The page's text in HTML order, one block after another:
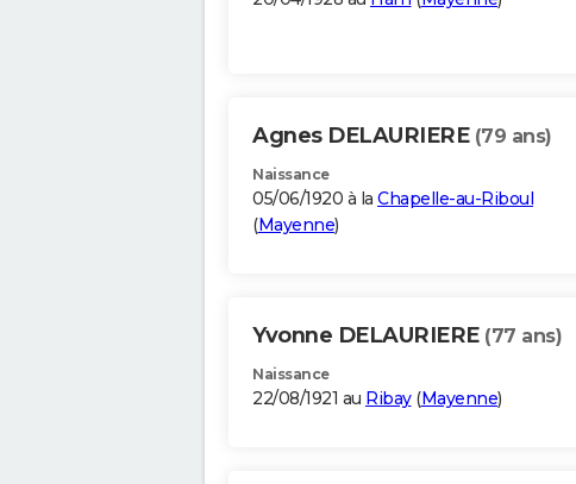
Agnes DELAURIERE (79 ans)
Naissance
05/06/1920 à la Chapelle-au-Riboul
(Mayenne)
Yvonne DELAURIERE (77 ans)
Naissance
22/08/1921 au Ribay(Mayenne)